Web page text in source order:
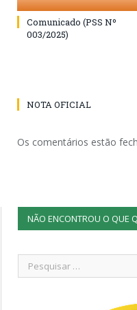
Comunicado (PSS Nº
003/2025)
NOTA OFICIAL
Os comentários estão
NÃO ENCONTROU O QUE